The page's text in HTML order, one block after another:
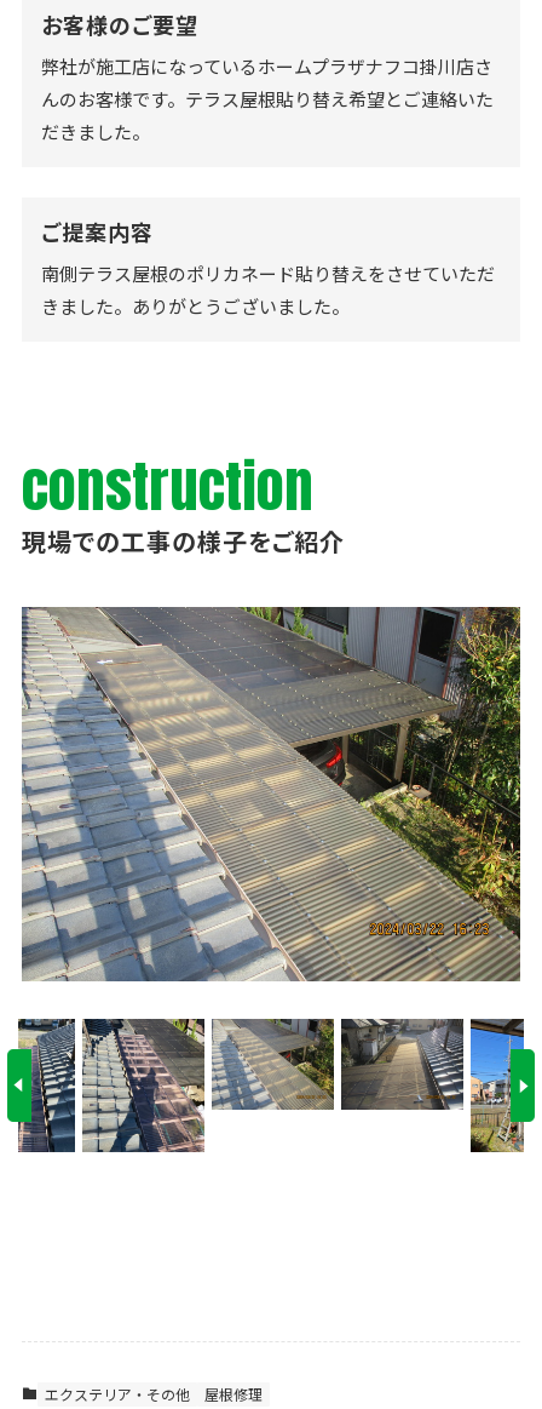
お客様のご要望
弊社が施工店になっているホームプラザナフコ掛川店さ
んのお客様です。テラス屋根貼り替え希望とご連絡いた
だきました。
ご提案内容
南側テラス屋根のポリカネード貼り替えをさせていただ
きました。ありがとうございました。
construction
現場での工事の様子をご紹介
エクステリア・その他 屋根修理